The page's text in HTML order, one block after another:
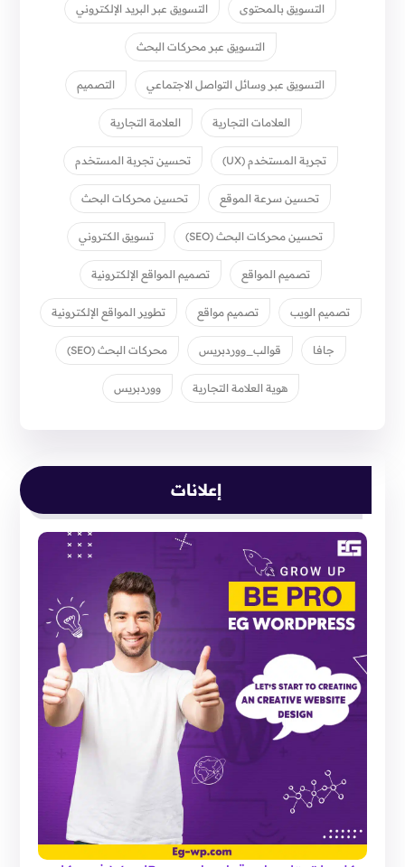
التسويق بالمحتوى التسويق عبر البريد الإلكتروني
التسويق عبر محركات البحث
التسويق عبر وسائل التواصل الاجتماعي التصميم
العلامات التجارية العلامة التجارية
تجربة المستخدم (UX) تحسين تجربة المستخدم
تحسين سرعة الموقع تحسين محركات البحث
تحسين محركات البحث (SEO) تسويق الكتروني
تصميم المواقع تصميم المواقع الإلكترونية
تصميم الويب تصميم مواقع تطوير المواقع الإلكترونية
جافا قوالب_ووردبريس محركات البحث (SEO)
هوية العلامة التجارية ووردبريس
إعلانات